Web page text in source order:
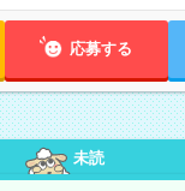
応募する
未読